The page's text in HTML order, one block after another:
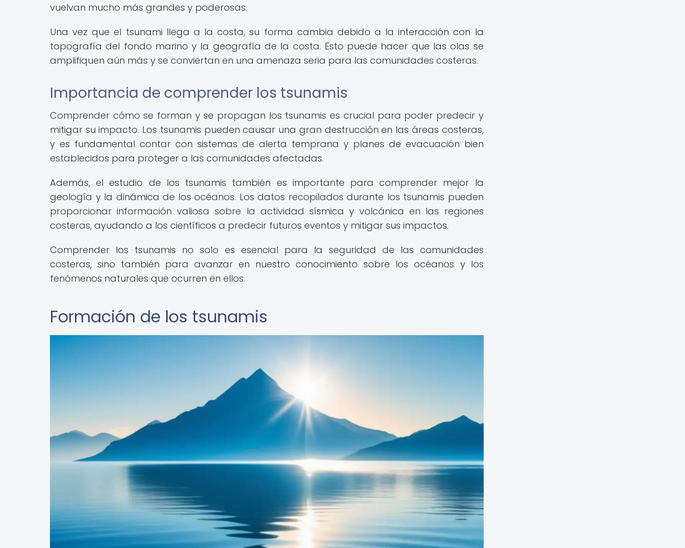
vuelvan mucho más grandes y poderosas.
Una vez que el tsunami llega a la costa, su forma cambia debido a la interacción con la
topografía del fondo marino y la geografía de la costa. Esto puede hacer que las olas se
amplifiquen aún más y se conviertan en una amenaza seria para las comunidades costeras.
Importancia de comprender los tsunamis
Comprender cómo se forman y se propagan los tsunamis es crucial para poder predecir y
mitigar su impacto. Los tsunamis pueden causar una gran destrucción en las áreas costeras,
y es fundamental contar con sistemas de alerta temprana y planes de evacuación bien
establecidos para proteger a las comunidades afectadas.
Además, el estudio de los tsunamis también es importante para comprender mejor la
geología y la dinámica de los océanos. Los datos recopilados durante los tsunamis pueden
proporcionar información valiosa sobre la actividad sísmica y volcánica en las regiones
costeras, ayudando a los científicos a predecir futuros eventos y mitigar sus impactos.
Comprender los tsunamis no solo es esencial para la seguridad de las comunidades
costeras, sino también para avanzar en nuestro conocimiento sobre los océanos y los
fenómenos naturales que ocurren en ellos.
Formación de los tsunamis